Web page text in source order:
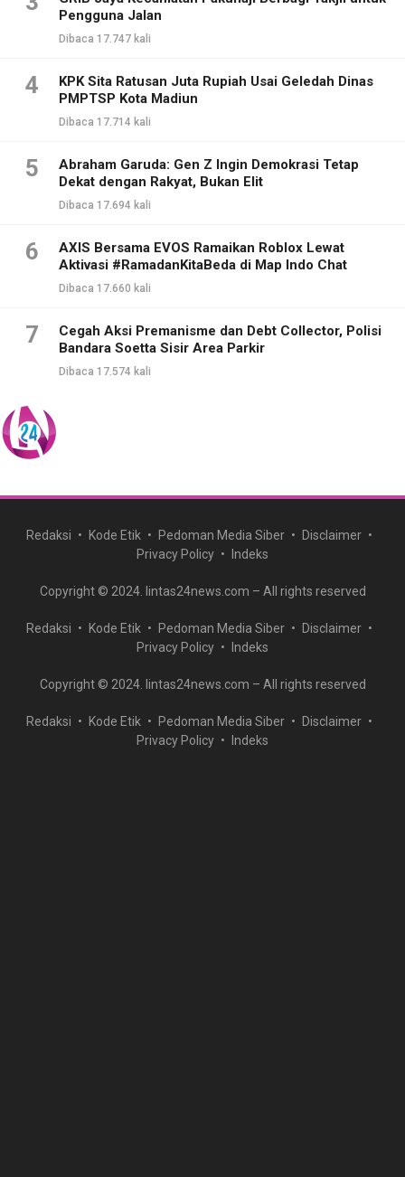
Pengguna Jalan
Dibaca 17.747 kali
4
KPK Sita Ratusan Juta Rupiah Usai Geledah Dinas
PMPTSP Kota Madiun
Dibaca 17.714 kali
5
Abraham Garuda: Gen Z Ingin Demokrasi Tetap
Dekat dengan Rakyat, Bukan Elit
Dibaca 17.694 kali
6
AXIS Bersama EVOS Ramaikan Roblox Lewat
Aktivasi #RamadanKitaBeda di Map Indo Chat
Dibaca 17.660 kali
7
Cegah Aksi Premanisme dan Debt Collector, Polisi
Bandara Soetta Sisir Area Parkir
Dibaca 17.574 kali
Redaksi Kode Etik Pedoman Media Siber
Disclaimer
Privacy Policy
Indeks
Copyright © 2024. lintas24news.com – All rights reserved
Redaksi Kode Etik Pedoman Media Siber
Disclaimer
Privacy Policy
Indeks
Copyright © 2024. lintas24news.com – All rights reserved
Redaksi Kode Etik Pedoman Media Siber
Disclaimer
Privacy Policy
Indeks